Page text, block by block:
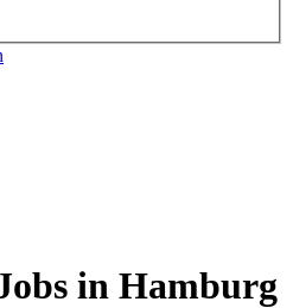
in Hamburg